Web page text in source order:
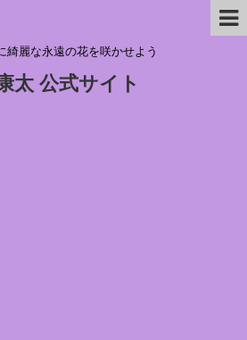
綺麗な永遠の花を咲かせよう
太 公式サイト